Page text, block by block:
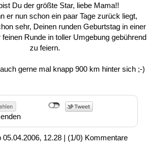
Du der größte Star, liebe Mama!!
er nun schon ein paar Tage zurück liegt,
sehr, Deinen runden Geburtstag in einer
Runde in toller Umgebung gebührend
zu feiern.
gerne mal knapp 900 km hinter sich ;-)
05.04.2006, 12.28 | (1/0) Kommentare